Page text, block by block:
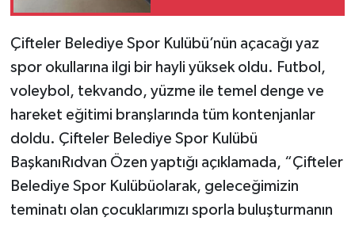
Çifteler Belediye Spor Kulübü’nün açacağı yaz
spor okullarına ilgi bir hayli yüksek oldu. Futbol,
voleybol, tekvando, yüzme ile temel denge ve
hareket eğitimi branşlarında tüm kontenjanlar
doldu. Çifteler Belediye Spor Kulübü
BaşkanıRıdvan Özen yaptığı açıklamada, “Çifteler
Belediye Spor Kulübüolarak, geleceğimizin
teminatı olan çocuklarımızı sporla buluşturmanın